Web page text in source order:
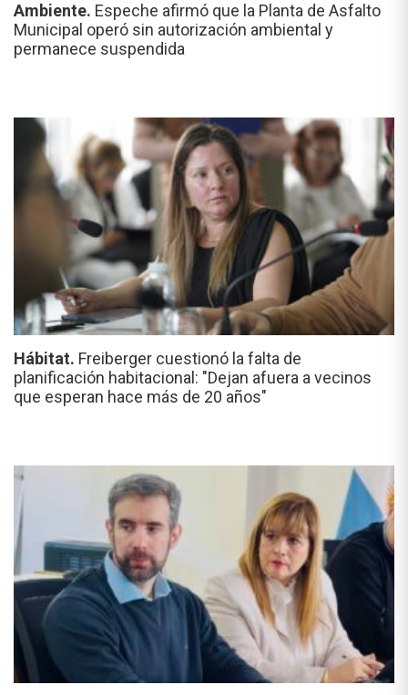
Ambiente. Espeche afirmó que la Planta de Asfalto
Municipal operó sin autorización ambiental y
permanece suspendida
Hábitat. Freiberger cuestionó la falta de
planificación habitacional: "Dejan afuera a vecinos
que esperan hace más de 20 años"